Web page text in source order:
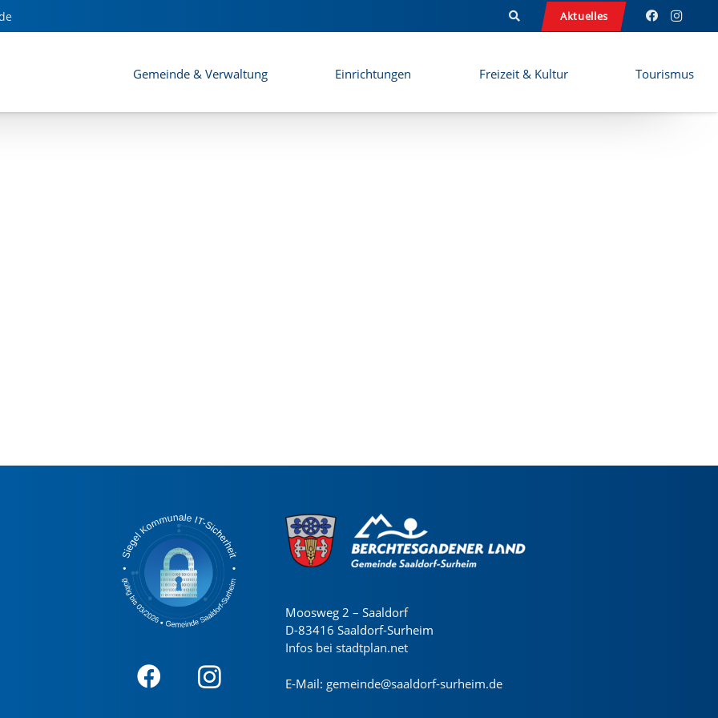
Aktuelles
Gemeinde & Verwaltung Einrichtungen Freizeit & Kultur Tourismus
Moosweg 2 – Saaldorf
D-83416 Saaldorf-Surheim
Infos bei stadtplan.net
E-Mail: gemeinde@saaldorf-surheim.de